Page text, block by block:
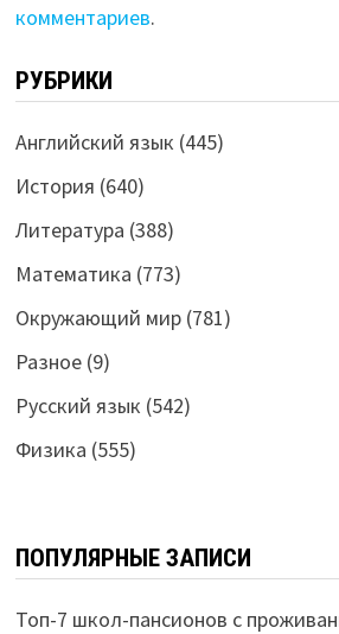
комментариев.
РУБРИКИ
Английский язык (445)
История (640)
Литература (388)
Математика (773)
Окружающий мир(781)
Разное(9)
Русский язык (542)
Физика (555)
ПОПУЛЯРНЫЕ ЗАПИСИ
Топ-7 школ-пансионов с